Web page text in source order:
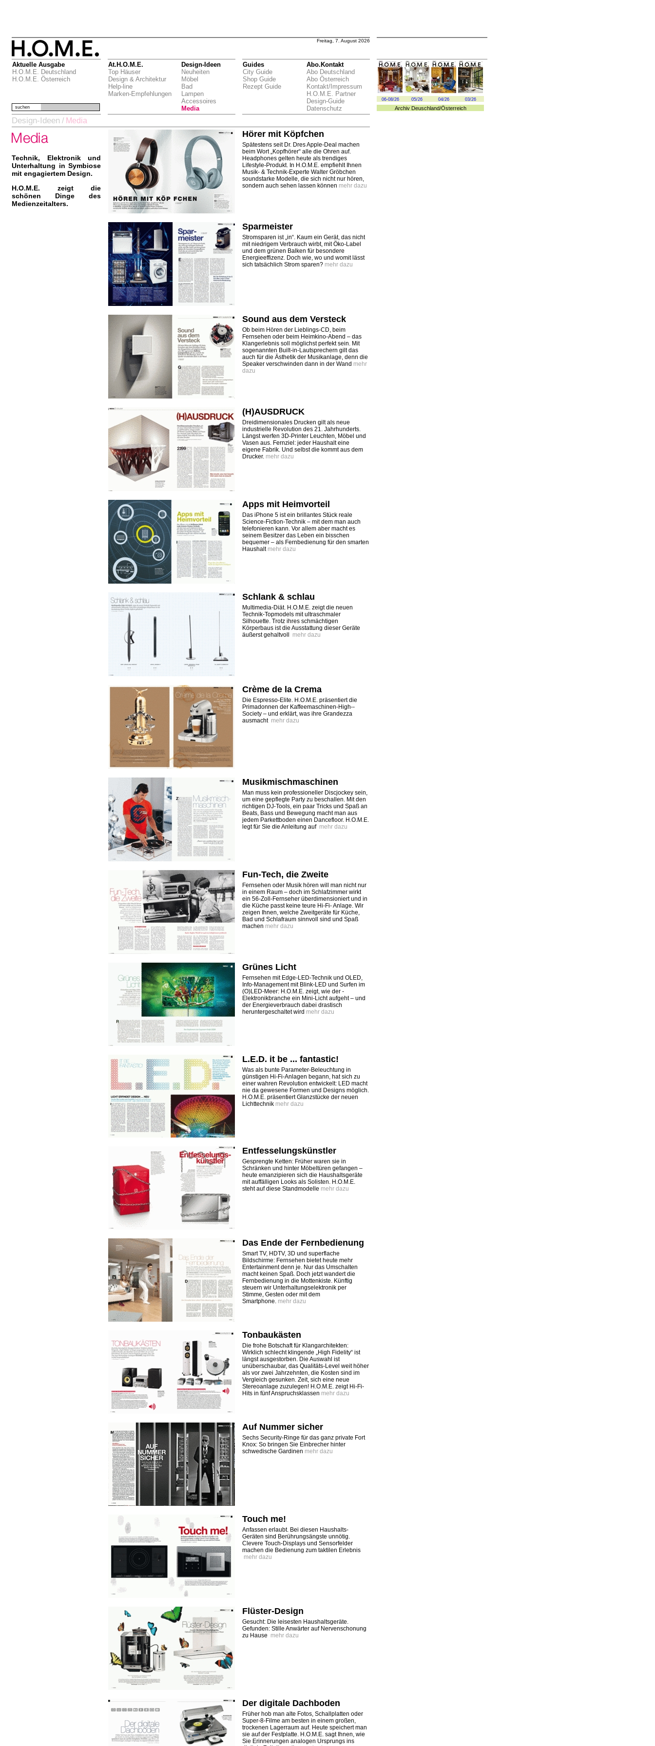
Freitag, 7. August 2026
Aktuelle Ausgabe
H.O.M.E. Deutschland
H.O.M.E. Österreich
At.H.O.M.E.
Top Häuser
Design & Architektur
Help-line
Marken-Empfehlungen
Design-Ideen
Neuheiten
Möbel
Bad
Lampen
Accessoires
Media
Guides
City Guide
Shop Guide
Rezept Guide
Abo.Kontakt
Abo Deutschland
Abo Österreich
Kontakt/Impressum
H.O.M.E. Partner
Design-Guide
Datenschutz
06-08/26 05/26 04/26 03/26
Archiv Deuschland/Österreich
suchen
Design-Ideen / Media
Technik, Elektronik und
Unterhaltung in Symbiose
mit engagiertem Design.
H.O.M.E. zeigt die
schönen Dinge des
Medienzeitalters.
Hörer mit Köpfchen
Spätestens seit Dr. Dres Apple-Deal machen
beim Wort „Kopfhörer“ alle die Ohren auf.
Headphones gelten heute als trendiges
Lifestyle-Produkt. In H.O.M.E. empfiehlt Ihnen
Musik- & Technik-Experte Walter Gröbchen
soundstarke Modelle, die sich nicht nur hören,
sondern auch sehen lassen können mehr dazu
Sparmeister
Stromsparen ist „in“. Kaum ein Gerät, das nicht
mit niedrigem Verbrauch wirbt, mit Öko-Label
und dem grünen Balken für besondere
Energieeffizenz. Doch wie, wo und womit lässt
sich tatsächlich Strom sparen? mehr dazu
Sound aus dem Versteck
Ob beim Hören der Lieblings-CD, beim
Fernsehen oder beim Heimkino-Abend – das
Klangerlebnis soll möglichst perfekt sein. Mit
sogenannten Built-in-Lautsprechern gilt das
auch für die Ästhetik der Musikanlage, denn die
Speaker verschwinden dann in der Wand mehr
dazu
(H)AUSDRUCK
Dreidimensionales Drucken gilt als neue
industrielle Revolution des 21. Jahrhunderts.
Längst werfen 3D-Printer Leuchten, Möbel und
Vasen aus. Fernziel: jeder Haushalt eine
eigene Fabrik. Und selbst die kommt aus dem
Drucker. mehr dazu
Apps mit Heimvorteil
Das iPhone 5 ist ein brillantes Stück reale
Science-Fiction-Technik – mit dem man auch
telefonieren kann. Vor allem aber macht es
seinem Besitzer das Leben ein bisschen
bequemer – als Fernbedienung für den smarten
Haushalt mehr dazu
Schlank & schlau
Multimedia-Diät. H.O.M.E. zeigt die neuen
Technik-Topmodels mit ultraschmaler
Silhouette. Trotz ihres schmächtigen
Körperbaus ist die Ausstattung dieser Geräte
äußerst gehaltvoll mehr dazu
Crème de la Crema
Die Espresso-Elite. H.O.M.E. präsentiert die
Primadonnen der Kaffeemaschinen-High-­
Society – und erklärt, was ihre Grandezza
ausmacht mehr dazu
Musikmischmaschinen
Man muss kein professioneller Discjockey sein,
um eine gepflegte Party zu beschallen. Mit den
richtigen DJ-Tools, ein paar Tricks und Spaß an
Beats, Bass und Bewegung macht man aus
jedem Parkettboden einen Dancefloor. H.O.M.E.
legt für Sie die Anleitung auf mehr dazu
Fun-Tech, die Zweite
Fernsehen oder Musik hören will man nicht nur
in einem Raum – doch im Schlafzimmer wirkt
ein 56-Zoll-Fernseher überdimensioniert und in
die Küche passt keine teure Hi-Fi- Anlage. Wir
zeigen Ihnen, welche Zweitgeräte für Küche,
Bad und Schlafraum sinnvoll sind und Spaß
machen mehr dazu
Grünes Licht
Fernsehen mit Edge-LED-Technik und OLED,
Info-Management mit Blink-LED und Surfen im
(O)LED-Meer: H.O.M.E. zeigt, wie der ­
Elektronikbranche ein Mini-Licht ­aufgeht – und
der Energieverbrauch dabei drastisch
heruntergeschaltet wird mehr dazu
L.E.D. it be ... fantastic!
Was als bunte Parameter-Beleuchtung in
günstigen Hi-Fi-­Anlagen begann, hat sich zu
einer wahren Revolution entwickelt: LED macht
nie da ­gewesene Formen und Designs möglich.
H.O.M.E. präsentiert Glanzstücke der neuen
Lichttechnik mehr dazu
Entfesselungskünstler
Gesprengte Ketten: Früher waren sie in
Schränken und hinter Möbeltüren gefangen –
heute emanzipieren sich die Haushaltsgeräte
mit auffälligen Looks als Solisten. H.O.M.E.
steht auf diese Standmodelle mehr dazu
Das Ende der Fernbedienung
Smart TV, HDTV, 3D und superflache
Bildschirme: Fernsehen bietet heute mehr
Entertainment denn je. Nur das Umschalten
macht keinen Spaß. Doch jetzt wandert die
Fernbedienung in die Mottenkiste. Künftig
steuern wir Unterhaltungselektronik per
Stimme, Gesten oder mit dem
Smartphone. mehr dazu
Tonbaukästen
Die frohe Botschaft für Klangarchitekten:
Wirklich schlecht klingende „High Fidelity“ ist
längst ausgestorben. Die Auswahl ist
unüberschaubar, das Qualitäts-Level weit höher
als vor zwei Jahrzehnten, die Kosten sind im
Vergleich gesunken. Zeit, sich eine neue
Stereoanlage zuzulegen! H.O.M.E. zeigt Hi-Fi-
Hits in fünf Anspruchsklassen mehr dazu
Auf Nummer sicher
Sechs Security-Ringe für das ganz private Fort
Knox: So bringen Sie Einbrecher hinter
schwedische Gardinen mehr dazu
Touch me!
Anfassen erlaubt. Bei diesen Haushalts-
Geräten sind Berührungsängste unnötig.
Clevere Touch-Displays und Sensorfelder
machen die Bedienung zum taktilen Erlebnis
mehr dazu
Flüster-Design
Gesucht: Die leisesten Haushaltsgeräte.
Gefunden: Stille Anwärter auf Nervenschonung
zu Hause mehr dazu
Der digitale Dachboden
Früher hob man alte Fotos, Schallplatten oder
Super-8-Filme am besten in einem großen,
trockenen Lagerraum auf. Heute speichert man
sie auf der Festplatte. H.O.M.E. sagt Ihnen, wie
Sie Erinnerungen analogen Ursprungs ins